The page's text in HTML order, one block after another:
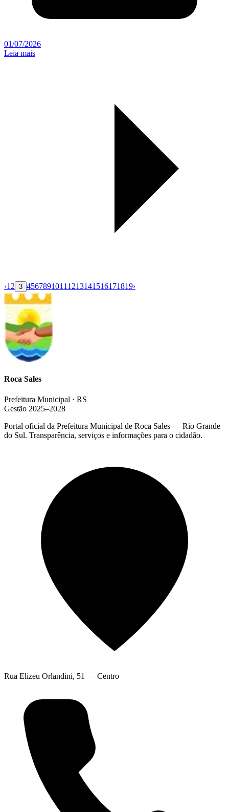
01/07/2026
Leia mais
‹1 2 3 4567891011 1213141516171819›
Roca Sales
Prefeitura Municipal · RS
Gestão 2025–2028
Portal oficial da Prefeitura Municipal de Roca Sales — Rio Grande
do Sul. Transparência, serviços e informações para o cidadão.
Rua Elizeu Orlandini, 51 — Centro